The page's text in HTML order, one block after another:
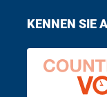
KENNEN SIE